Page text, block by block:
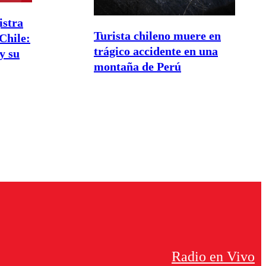
su
Turista chileno muere en
trágico accidente en una
montaña de Perú
Radio en Vivo